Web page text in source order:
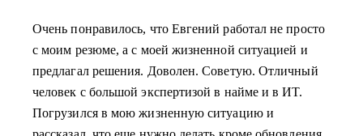
Очень понравилось, что Евгений работал не просто
с моим резюме, а с моей жизненной ситуацией и
предлагал решения. Доволен. Советую. Отличный
человек с большой экспертизой в найме и в ИТ.
Погрузился в мою жизненную ситуацию и